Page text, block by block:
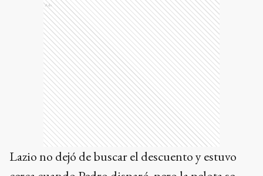
Ads
Lazio no dejó de buscar el descuento y estuvo